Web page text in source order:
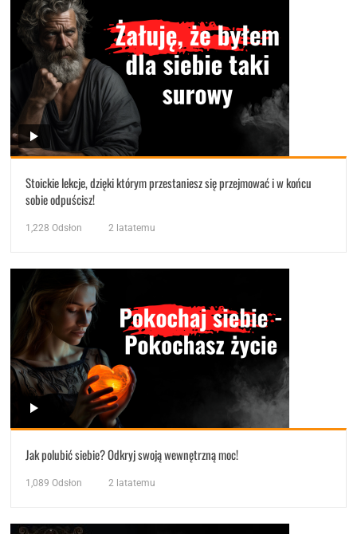
Stoickie lekcje, dzięki którym przestaniesz się przejmować i w końcu
sobie odpuścisz!
1,228 Odsłon 2 latatemu
Jak polubić siebie? Odkryj swoją wewnętrzną moc!
1,089 Odsłon 2 latatemu